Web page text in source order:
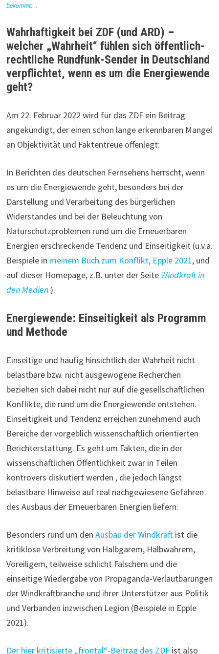
bekommt…
Wahrhaftigkeit bei ZDF (und ARD) –
welcher „Wahrheit“ fühlen sich öffentlich-
rechtliche Rundfunk-Sender in Deutschland
verpflichtet, wenn es um die Energiewende
geht?
Am 22. Februar 2022 wird für das ZDF ein Beitrag
angekündigt, der einen schon lange erkennbaren Mangel
an Objektivität und Faktentreue offenlegt:
In Berichten des deutschen Fernsehens herrscht, wenn
es um die Energiewende geht, besonders bei der
Darstellung und Verarbeitung des bürgerlichen
Widerstandes und bei der Beleuchtung von
Naturschutzproblemen rund um die Erneuerbaren
Energien erschreckende Tendenz und Einseitigkeit (u.v.a.
Beispiele in meinem Buch zum Konflikt, Epple 2021, und
auf dieser Homepage, z.B. unter der Seite Windkraft in
den Medien).
Energiewende: Einseitigkeit als Programm
und Methode
Einseitige und häufig hinsichtlich der Wahrheit nicht
belastbare bzw. nicht ausgewogene Recherchen
beziehen sich dabei nicht nur auf die gesellschaftlichen
Konflikte, die rund um die Energiewende entstehen.
Einseitigkeit und Tendenz erreichen zunehmend auch
Bereiche der vorgeblich wissenschaftlich orientierten
Berichterstattung. Es geht um Fakten, die in der
wissenschaftlichen Öffentlichkeit zwar in Teilen
kontrovers diskutiert werden , die jedoch längst
belastbare Hinweise auf real nachgewiesene Gefahren
des Ausbaus der Erneuerbaren Energien liefern.
Besonders rund um den Ausbau der Windkraft ist die
kritiklose Verbreitung von Halbgarem, Halbwahrem,
Voreiligem, teilweise schlicht Falschem und die
einseitige Wiedergabe von Propaganda-Verlautbarungen
der Windkraftbranche und ihrer Unterstützer aus Politik
und Verbänden inzwischen Legion (Beispiele in Epple
2021).
Der hier kritisierte „frontal“-Beitrag des ZDFist also